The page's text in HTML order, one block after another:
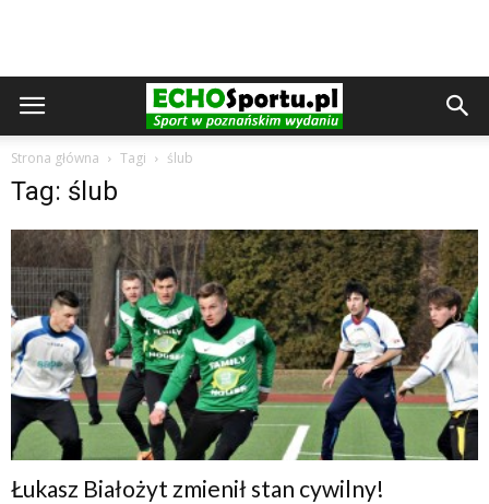
Strona główna Tagi ślub
Tag: ślub
Łukasz Białożyt zmienił stan cywilny!